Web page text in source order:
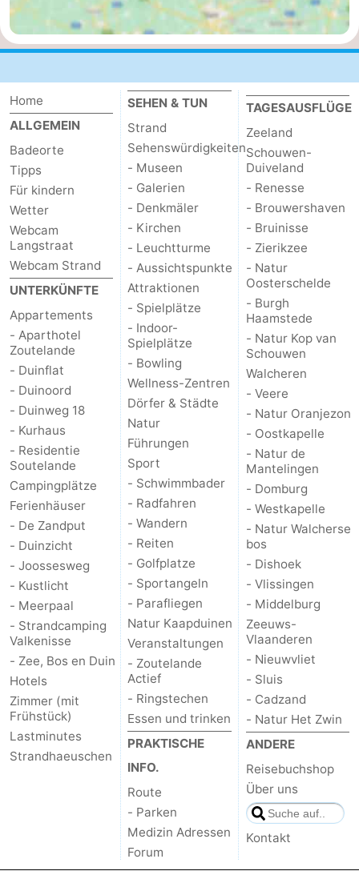
Oranjezon
Oostkapelle
-
Natur
de
Mantelingen
-
Domburg
-
Westkapelle
-
Natur
Walcherse
bos
-
Dishoek
-
Vlissingen
-
Middelburg
Zeeuws-
Nieuwvliet
-
Sluis
-
Cadzand
-
Natur
Het
Wetter
Kontakt
Home
ALLGEMEIN
Badeorte
Tipps
Für kindern
Wetter
Webcam
Langstraat
Webcam Strand
UNTERKÜNFTE
Appartements
- Aparthotel
Zoutelande
- Duinflat
- Duinoord
- Duinweg 18
- Kurhaus
- Residentie
Soutelande
Campingplätze
Ferienhäuser
- De Zandput
- Duinzicht
- Joossesweg
- Kustlicht
- Meerpaal
- Strandcamping
Valkenisse
- Zee, Bos en Duin
Hotels
Zimmer (mit
Frühstück)
Lastminutes
Strandhaeuschen
SEHEN & TUN
Strand
Sehenswürdigkeiten
- Museen
- Galerien
- Denkmäler
- Kirchen
- Leuchtturme
- Aussichtspunkte
Attraktionen
- Spielplätze
- Indoor-
Spielplätze
- Bowling
Wellness-Zentren
Dörfer & Städte
Natur
Führungen
Sport
- Schwimmbader
- Radfahren
- Wandern
- Reiten
- Golfplatze
- Sportangeln
- Parafliegen
Natur Kaapduinen
Veranstaltungen
- Zoutelande
Actief
- Ringstechen
Essen und trinken
PRAKTISCHE
INFO.
Route
- Parken
Medizin Adressen
Forum
TAGESAUSFLÜGE
Zeeland
Schouwen-
Duiveland
- Renesse
- Brouwershaven
- Bruinisse
- Zierikzee
- Natur
Oosterschelde
- Burgh
Haamstede
- Natur Kop van
Schouwen
Walcheren
- Veere
- Natur Oranjezon
- Oostkapelle
- Natur de
Mantelingen
- Domburg
- Westkapelle
- Natur Walcherse
bos
- Dishoek
- Vlissingen
- Middelburg
Zeeuws-
Vlaanderen
- Nieuwvliet
- Sluis
- Cadzand
- Natur Het Zwin
ANDERE
Reisebuchshop
Über uns
Kontakt